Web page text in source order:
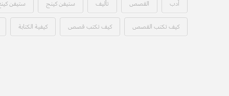
أدب القصص تأليف ستيفن كينج ستيفن
كيف تكتب القصص كيف تكتب قصص كيفية الكتابة